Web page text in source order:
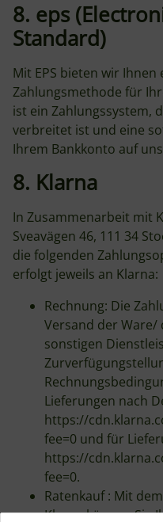
8. eps
Standard)
Mit EPS bieten wir
Zahlungsmethode für
ist ein Zahlungssystem,
verbreitet ist und eine
Ihrem Bankkonto auf
8. Klarna
In Zusammenarbeit mit
Sveavägen 46, 111 34
die folgenden
erfolgt jeweils an Klarna:
Rechnung: Die
Versand der Ware/
sonstigen
Lieferungen nach
https://
fee=0 und für
https://
fee=0.
Ratenkauf : Mit
Klarna können Sie